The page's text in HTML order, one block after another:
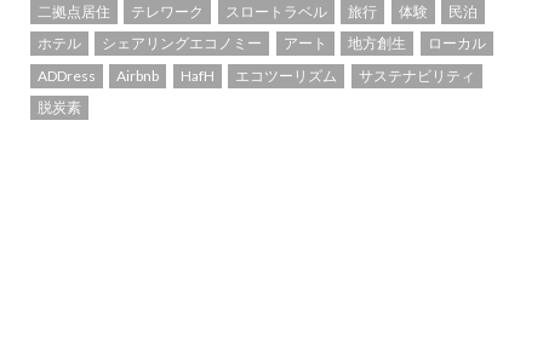
二拠点居住
テレワーク スロートラベル 旅行 体験
民泊
ホテル
シェアリングエコノミー アート 地方創生
ローカル
ADDress
Airbnb HafH エコツーリズム
サステナビリティ
脱炭素